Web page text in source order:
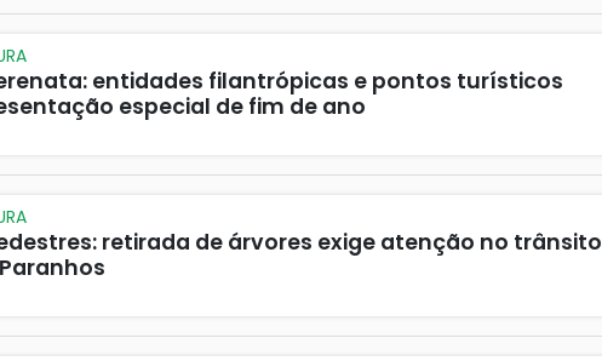
entidades filantrópicas e pontos turísticos
especial de fim de ano
retirada de árvores exige atenção no trânsito